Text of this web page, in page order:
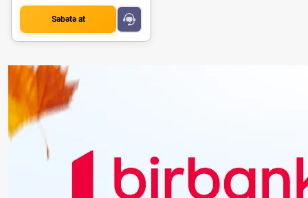
Səbətə at